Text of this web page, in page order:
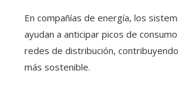
En compañías de energía, los
ayudan a anticipar picos de
redes de distribución,
más sostenible.